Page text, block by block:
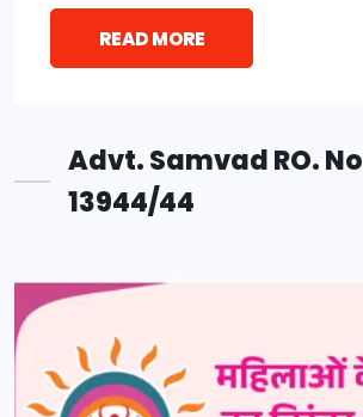
READ MORE
Advt. Samvad RO. No
13944/44